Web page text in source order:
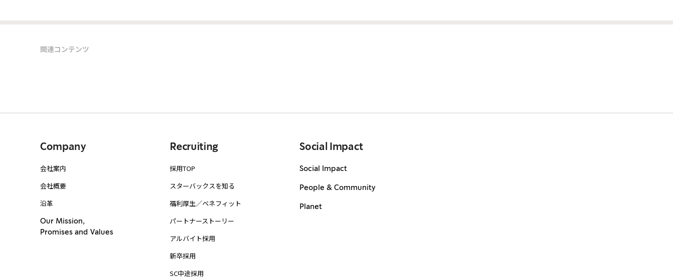
関連コンテンツ
Company
会社案内
会社概要
沿革
Our Mission,
Promises and Values
Recruiting
採用TOP
スターバックスを知る
福利厚生／ベネフィット
パートナーストーリー
アルバイト採用
新卒採用
SC中途採用
Social Impact
Social Impact
People & Community
Planet